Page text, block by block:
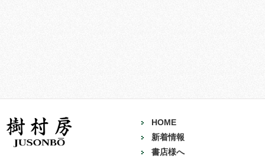
HOME
新着情報
書店様へ